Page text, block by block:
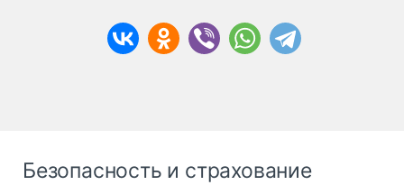
Безопасность и страхование